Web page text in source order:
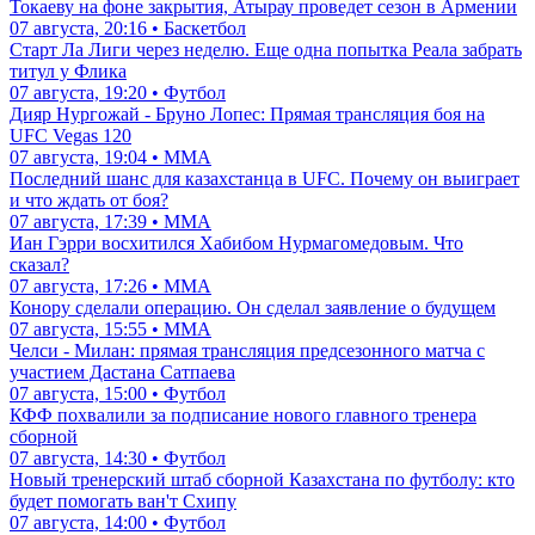
Токаеву на фоне закрытия, Атырау проведет сезон в Армении
07 августа, 20:16 • Баскетбол
Старт Ла Лиги через неделю. Еще одна попытка Реала забрать
титул у Флика
07 августа, 19:20 • Футбол
Дияр Нургожай - Бруно Лопес: Прямая трансляция боя на
UFC Vegas 120
07 августа, 19:04 • ММА
Последний шанс для казахстанца в UFC. Почему он выиграет
и что ждать от боя?
07 августа, 17:39 • ММА
Иан Гэрри восхитился Хабибом Нурмагомедовым. Что
сказал?
07 августа, 17:26 • ММА
Конору сделали операцию. Он сделал заявление о будущем
07 августа, 15:55 • ММА
Челси - Милан: прямая трансляция предсезонного матча с
участием Дастана Сатпаева
07 августа, 15:00 • Футбол
КФФ похвалили за подписание нового главного тренера
сборной
07 августа, 14:30 • Футбол
Новый тренерский штаб сборной Казахстана по футболу: кто
будет помогать ван'т Схипу
07 августа, 14:00 • Футбол